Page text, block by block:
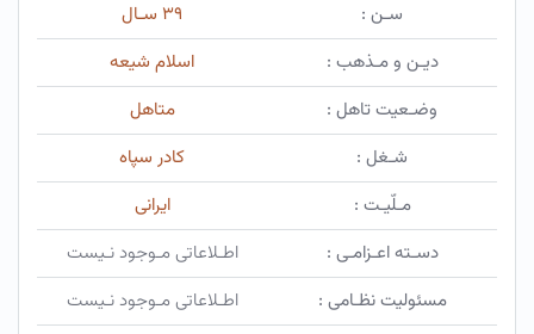
سـن :
۳۹ سـال
دیـن و مـذهب :
اسلام شیعه
وضـعیت تاهل :
متاهل
شـغل :
کادر سپاه
مـلّیـت :
ایرانی
دسـته اعـزامـی :
اطـلاعاتی مـوجود نـیست
مسئولیت نظـامی :
اطـلاعاتی مـوجود نـیست